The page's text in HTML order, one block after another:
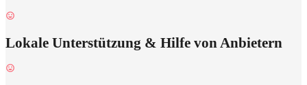
Lokale Unterstützung & Hilfe von Anbietern